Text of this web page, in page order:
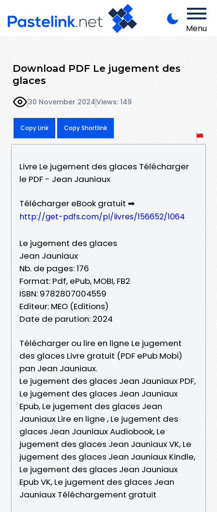
Menu
Download PDF Le jugement des
glaces
30 November 2024Views: 149
Copy Link Copy Shortlink
Livre Le jugement des glaces Télécharger
le PDF - Jean Jauniaux
Télécharger eBook gratuit ➡
http://get-pdfs.com/pl/livres/156652/1064
Le jugement des glaces
Jean Jauniaux
Nb. de pages: 176
Format: Pdf, ePub, MOBI, FB2
ISBN: 9782807004559
Editeur: MEO (Editions)
Date de parution: 2024
Télécharger ou lire en ligne Le jugement
des glaces Livre gratuit (PDF ePub Mobi)
pan Jean Jauniaux.
Le jugement des glaces Jean Jauniaux PDF,
Le jugement des glaces Jean Jauniaux
Epub, Le jugement des glaces Jean
Jauniaux Lire en ligne , Le jugement des
glaces Jean Jauniaux Audiobook, Le
jugement des glaces Jean Jauniaux VK, Le
jugement des glaces Jean Jauniaux Kindle,
Le jugement des glaces Jean Jauniaux
Epub VK, Le jugement des glaces Jean
Jauniaux Téléchargement gratuit